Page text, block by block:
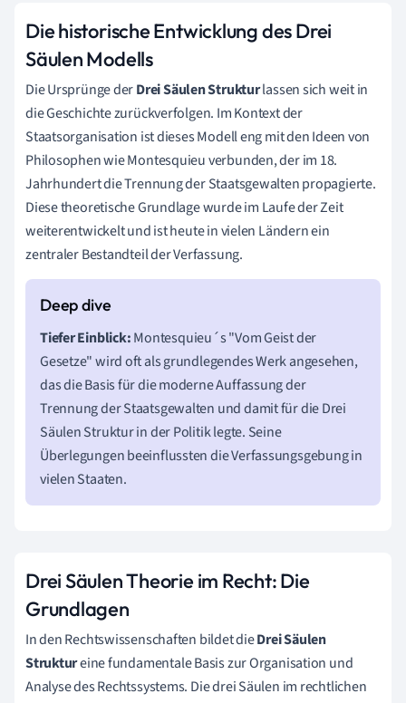
Die historische Entwicklung des Drei
Säulen Modells
Die Ursprünge derDrei Säulen Strukturlassen sich weit in
die Geschichte zurückverfolgen. Im Kontext der
Staatsorganisation ist dieses Modell eng mit den Ideen von
Philosophen wie Montesquieu verbunden, der im 18.
Jahrhundert die Trennung der Staatsgewalten propagierte.
Diese theoretische Grundlage wurde im Laufe der Zeit
weiterentwickelt und ist heute in vielen Ländern ein
zentraler Bestandteil der Verfassung.
Tiefer Einblick:Montesquieu´s "Vom Geist der
Gesetze" wird oft als grundlegendes Werk angesehen,
das die Basis für die moderne Auffassung der
Trennung der Staatsgewalten und damit für die Drei
Säulen Struktur in der Politik legte. Seine
Überlegungen beeinflussten die Verfassungsgebung in
vielen Staaten.
Drei Säulen Theorie im Recht: Die
Grundlagen
In den Rechtswissenschaften bildet dieDrei Säulen
Struktureine fundamentale Basis zur Organisation und
Analyse des Rechtssystems. Die drei Säulen im rechtlichen